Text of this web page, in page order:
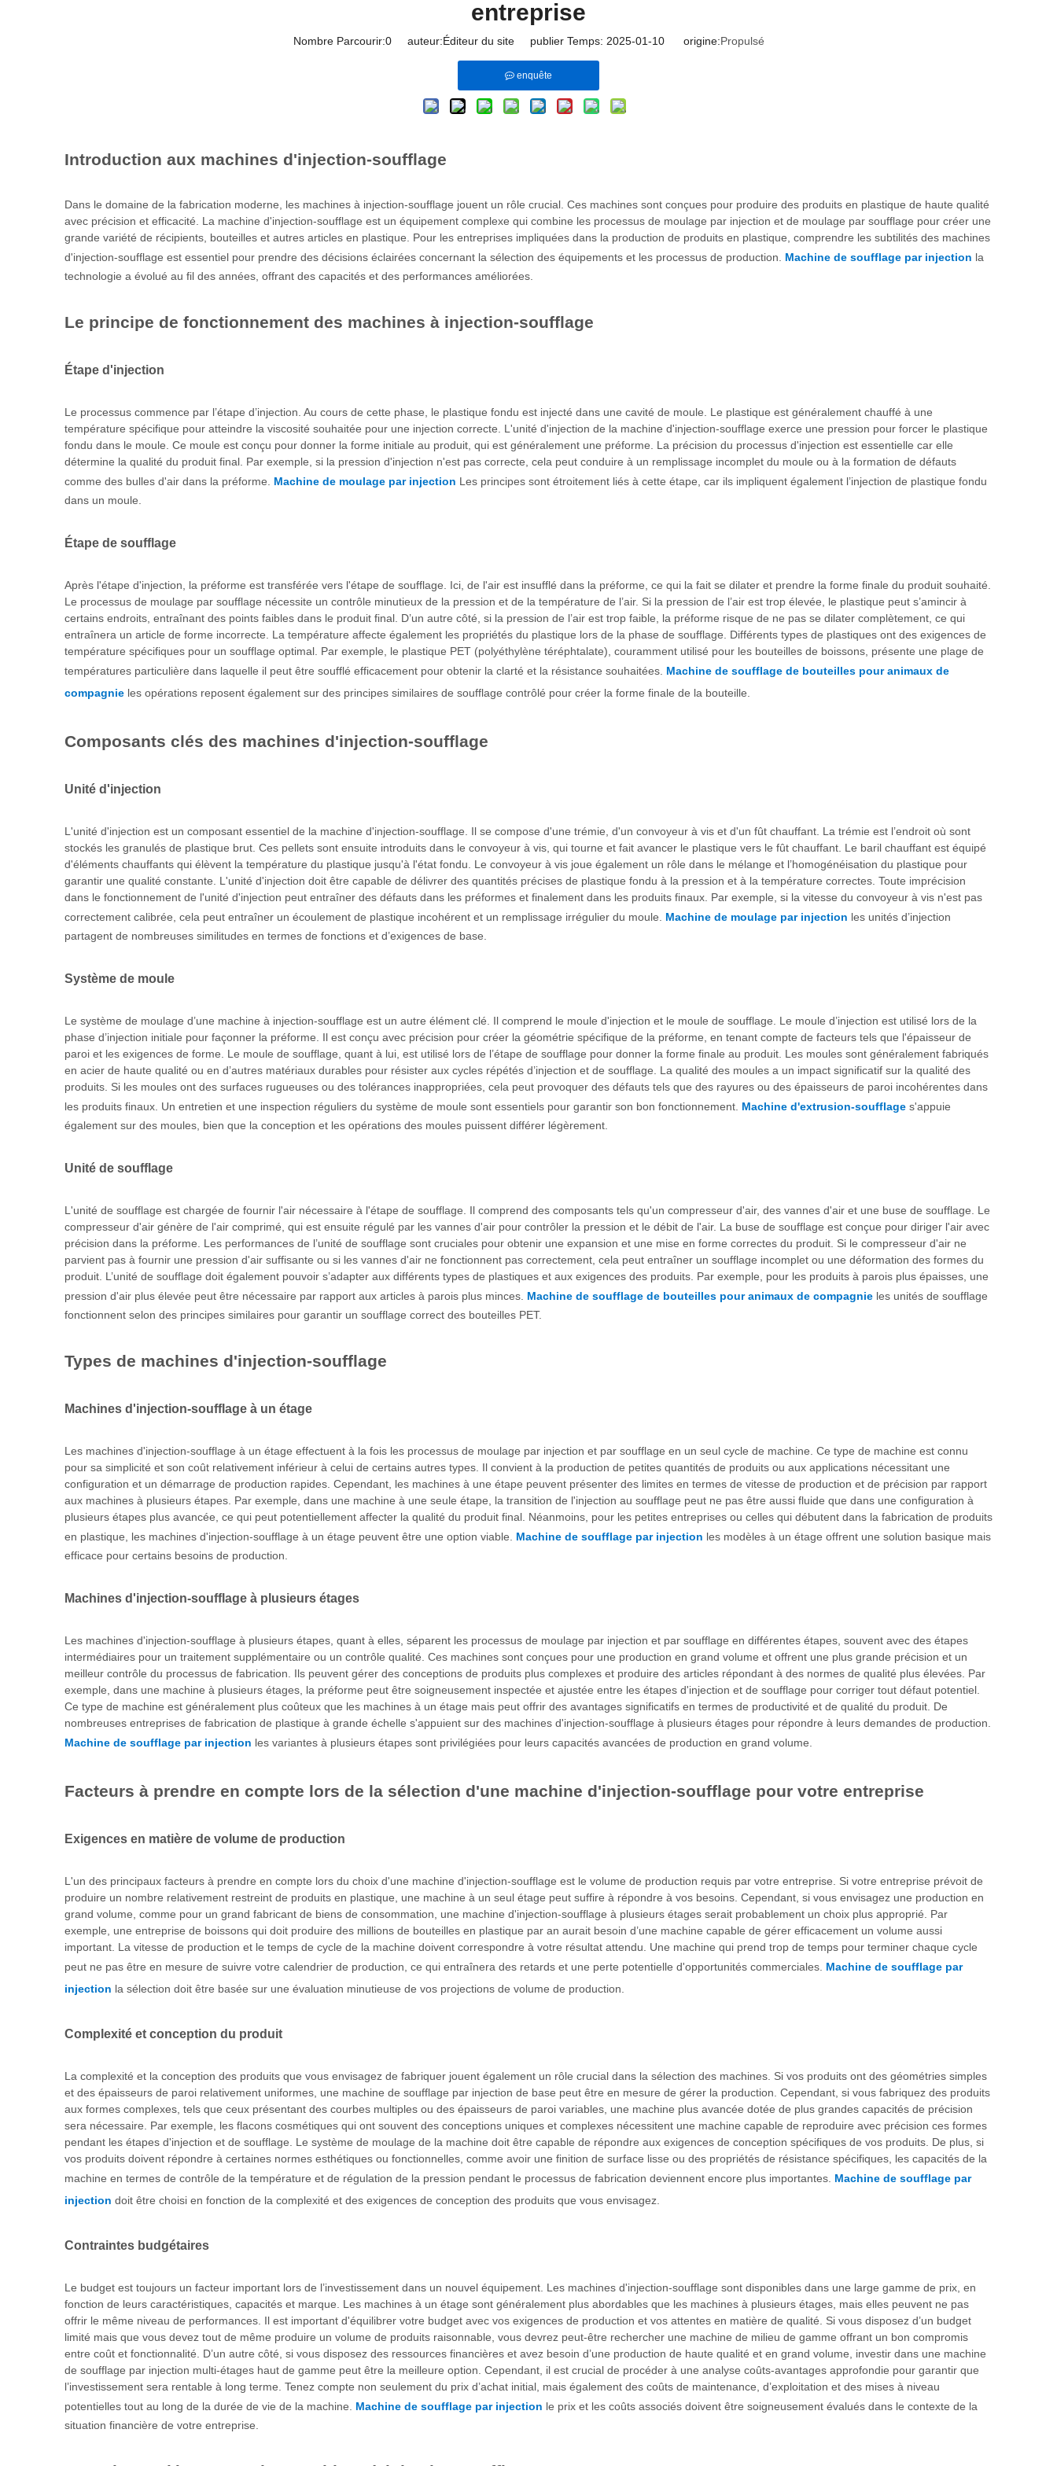
entreprise
Nombre Parcourir:0auteur:Éditeur du site publier Temps: 2025-01-10 origine:Propulsé
enquête
Introduction aux machines d'injection-soufflage
Dans le domaine de la fabrication moderne, les machines à injection-soufflage jouent un rôle crucial. Ces machines sont conçues pour produire des produits en plastique de haute qualité
avec précision et efficacité. La machine d'injection-soufflage est un équipement complexe qui combine les processus de moulage par injection et de moulage par soufflage pour créer une
grande variété de récipients, bouteilles et autres articles en plastique. Pour les entreprises impliquées dans la production de produits en plastique, comprendre les subtilités des machines
d'injection-soufflage est essentiel pour prendre des décisions éclairées concernant la sélection des équipements et les processus de production. Machine de soufflage par injection la
technologie a évolué au fil des années, offrant des capacités et des performances améliorées.
Le principe de fonctionnement des machines à injection-soufflage
Étape d'injection
Le processus commence par l’étape d’injection. Au cours de cette phase, le plastique fondu est injecté dans une cavité de moule. Le plastique est généralement chauffé à une
température spécifique pour atteindre la viscosité souhaitée pour une injection correcte. L'unité d'injection de la machine d'injection-soufflage exerce une pression pour forcer le plastique
fondu dans le moule. Ce moule est conçu pour donner la forme initiale au produit, qui est généralement une préforme. La précision du processus d'injection est essentielle car elle
détermine la qualité du produit final. Par exemple, si la pression d'injection n'est pas correcte, cela peut conduire à un remplissage incomplet du moule ou à la formation de défauts
comme des bulles d'air dans la préforme. Machine de moulage par injection Les principes sont étroitement liés à cette étape, car ils impliquent également l’injection de plastique fondu
dans un moule.
Étape de soufflage
Après l'étape d'injection, la préforme est transférée vers l'étape de soufflage. Ici, de l'air est insufflé dans la préforme, ce qui la fait se dilater et prendre la forme finale du produit souhaité.
Le processus de moulage par soufflage nécessite un contrôle minutieux de la pression et de la température de l’air. Si la pression de l’air est trop élevée, le plastique peut s’amincir à
certains endroits, entraînant des points faibles dans le produit final. D’un autre côté, si la pression de l’air est trop faible, la préforme risque de ne pas se dilater complètement, ce qui
entraînera un article de forme incorrecte. La température affecte également les propriétés du plastique lors de la phase de soufflage. Différents types de plastiques ont des exigences de
température spécifiques pour un soufflage optimal. Par exemple, le plastique PET (polyéthylène téréphtalate), couramment utilisé pour les bouteilles de boissons, présente une plage de
températures particulière dans laquelle il peut être soufflé efficacement pour obtenir la clarté et la résistance souhaitées. Machine de soufflage de bouteilles pour animaux de
compagnie les opérations reposent également sur des principes similaires de soufflage contrôlé pour créer la forme finale de la bouteille.
Composants clés des machines d'injection-soufflage
Unité d'injection
L'unité d'injection est un composant essentiel de la machine d'injection-soufflage. Il se compose d'une trémie, d'un convoyeur à vis et d'un fût chauffant. La trémie est l’endroit où sont
stockés les granulés de plastique brut. Ces pellets sont ensuite introduits dans le convoyeur à vis, qui tourne et fait avancer le plastique vers le fût chauffant. Le baril chauffant est équipé
d'éléments chauffants qui élèvent la température du plastique jusqu'à l'état fondu. Le convoyeur à vis joue également un rôle dans le mélange et l’homogénéisation du plastique pour
garantir une qualité constante. L'unité d'injection doit être capable de délivrer des quantités précises de plastique fondu à la pression et à la température correctes. Toute imprécision
dans le fonctionnement de l'unité d'injection peut entraîner des défauts dans les préformes et finalement dans les produits finaux. Par exemple, si la vitesse du convoyeur à vis n'est pas
correctement calibrée, cela peut entraîner un écoulement de plastique incohérent et un remplissage irrégulier du moule. Machine de moulage par injection les unités d’injection
partagent de nombreuses similitudes en termes de fonctions et d’exigences de base.
Système de moule
Le système de moulage d’une machine à injection-soufflage est un autre élément clé. Il comprend le moule d'injection et le moule de soufflage. Le moule d’injection est utilisé lors de la
phase d’injection initiale pour façonner la préforme. Il est conçu avec précision pour créer la géométrie spécifique de la préforme, en tenant compte de facteurs tels que l'épaisseur de
paroi et les exigences de forme. Le moule de soufflage, quant à lui, est utilisé lors de l’étape de soufflage pour donner la forme finale au produit. Les moules sont généralement fabriqués
en acier de haute qualité ou en d’autres matériaux durables pour résister aux cycles répétés d’injection et de soufflage. La qualité des moules a un impact significatif sur la qualité des
produits. Si les moules ont des surfaces rugueuses ou des tolérances inappropriées, cela peut provoquer des défauts tels que des rayures ou des épaisseurs de paroi incohérentes dans
les produits finaux. Un entretien et une inspection réguliers du système de moule sont essentiels pour garantir son bon fonctionnement. Machine d'extrusion-soufflage s'appuie
également sur des moules, bien que la conception et les opérations des moules puissent différer légèrement.
Unité de soufflage
L'unité de soufflage est chargée de fournir l'air nécessaire à l'étape de soufflage. Il comprend des composants tels qu'un compresseur d'air, des vannes d'air et une buse de soufflage. Le
compresseur d'air génère de l'air comprimé, qui est ensuite régulé par les vannes d'air pour contrôler la pression et le débit de l'air. La buse de soufflage est conçue pour diriger l'air avec
précision dans la préforme. Les performances de l’unité de soufflage sont cruciales pour obtenir une expansion et une mise en forme correctes du produit. Si le compresseur d'air ne
parvient pas à fournir une pression d'air suffisante ou si les vannes d'air ne fonctionnent pas correctement, cela peut entraîner un soufflage incomplet ou une déformation des formes du
produit. L’unité de soufflage doit également pouvoir s’adapter aux différents types de plastiques et aux exigences des produits. Par exemple, pour les produits à parois plus épaisses, une
pression d'air plus élevée peut être nécessaire par rapport aux articles à parois plus minces. Machine de soufflage de bouteilles pour animaux de compagnie les unités de soufflage
fonctionnent selon des principes similaires pour garantir un soufflage correct des bouteilles PET.
Types de machines d'injection-soufflage
Machines d'injection-soufflage à un étage
Les machines d'injection-soufflage à un étage effectuent à la fois les processus de moulage par injection et par soufflage en un seul cycle de machine. Ce type de machine est connu
pour sa simplicité et son coût relativement inférieur à celui de certains autres types. Il convient à la production de petites quantités de produits ou aux applications nécessitant une
configuration et un démarrage de production rapides. Cependant, les machines à une étape peuvent présenter des limites en termes de vitesse de production et de précision par rapport
aux machines à plusieurs étapes. Par exemple, dans une machine à une seule étape, la transition de l'injection au soufflage peut ne pas être aussi fluide que dans une configuration à
plusieurs étapes plus avancée, ce qui peut potentiellement affecter la qualité du produit final. Néanmoins, pour les petites entreprises ou celles qui débutent dans la fabrication de produits
en plastique, les machines d'injection-soufflage à un étage peuvent être une option viable. Machine de soufflage par injection les modèles à un étage offrent une solution basique mais
efficace pour certains besoins de production.
Machines d'injection-soufflage à plusieurs étages
Les machines d'injection-soufflage à plusieurs étapes, quant à elles, séparent les processus de moulage par injection et par soufflage en différentes étapes, souvent avec des étapes
intermédiaires pour un traitement supplémentaire ou un contrôle qualité. Ces machines sont conçues pour une production en grand volume et offrent une plus grande précision et un
meilleur contrôle du processus de fabrication. Ils peuvent gérer des conceptions de produits plus complexes et produire des articles répondant à des normes de qualité plus élevées. Par
exemple, dans une machine à plusieurs étages, la préforme peut être soigneusement inspectée et ajustée entre les étapes d'injection et de soufflage pour corriger tout défaut potentiel.
Ce type de machine est généralement plus coûteux que les machines à un étage mais peut offrir des avantages significatifs en termes de productivité et de qualité du produit. De
nombreuses entreprises de fabrication de plastique à grande échelle s'appuient sur des machines d'injection-soufflage à plusieurs étages pour répondre à leurs demandes de production.
Machine de soufflage par injection les variantes à plusieurs étapes sont privilégiées pour leurs capacités avancées de production en grand volume.
Facteurs à prendre en compte lors de la sélection d'une machine d'injection-soufflage pour votre entreprise
Exigences en matière de volume de production
L'un des principaux facteurs à prendre en compte lors du choix d'une machine d'injection-soufflage est le volume de production requis par votre entreprise. Si votre entreprise prévoit de
produire un nombre relativement restreint de produits en plastique, une machine à un seul étage peut suffire à répondre à vos besoins. Cependant, si vous envisagez une production en
grand volume, comme pour un grand fabricant de biens de consommation, une machine d'injection-soufflage à plusieurs étages serait probablement un choix plus approprié. Par
exemple, une entreprise de boissons qui doit produire des millions de bouteilles en plastique par an aurait besoin d’une machine capable de gérer efficacement un volume aussi
important. La vitesse de production et le temps de cycle de la machine doivent correspondre à votre résultat attendu. Une machine qui prend trop de temps pour terminer chaque cycle
peut ne pas être en mesure de suivre votre calendrier de production, ce qui entraînera des retards et une perte potentielle d'opportunités commerciales. Machine de soufflage par
injection la sélection doit être basée sur une évaluation minutieuse de vos projections de volume de production.
Complexité et conception du produit
La complexité et la conception des produits que vous envisagez de fabriquer jouent également un rôle crucial dans la sélection des machines. Si vos produits ont des géométries simples
et des épaisseurs de paroi relativement uniformes, une machine de soufflage par injection de base peut être en mesure de gérer la production. Cependant, si vous fabriquez des produits
aux formes complexes, tels que ceux présentant des courbes multiples ou des épaisseurs de paroi variables, une machine plus avancée dotée de plus grandes capacités de précision
sera nécessaire. Par exemple, les flacons cosmétiques qui ont souvent des conceptions uniques et complexes nécessitent une machine capable de reproduire avec précision ces formes
pendant les étapes d'injection et de soufflage. Le système de moulage de la machine doit être capable de répondre aux exigences de conception spécifiques de vos produits. De plus, si
vos produits doivent répondre à certaines normes esthétiques ou fonctionnelles, comme avoir une finition de surface lisse ou des propriétés de résistance spécifiques, les capacités de la
machine en termes de contrôle de la température et de régulation de la pression pendant le processus de fabrication deviennent encore plus importantes. Machine de soufflage par
injection doit être choisi en fonction de la complexité et des exigences de conception des produits que vous envisagez.
Contraintes budgétaires
Le budget est toujours un facteur important lors de l’investissement dans un nouvel équipement. Les machines d'injection-soufflage sont disponibles dans une large gamme de prix, en
fonction de leurs caractéristiques, capacités et marque. Les machines à un étage sont généralement plus abordables que les machines à plusieurs étages, mais elles peuvent ne pas
offrir le même niveau de performances. Il est important d'équilibrer votre budget avec vos exigences de production et vos attentes en matière de qualité. Si vous disposez d’un budget
limité mais que vous devez tout de même produire un volume de produits raisonnable, vous devrez peut-être rechercher une machine de milieu de gamme offrant un bon compromis
entre coût et fonctionnalité. D’un autre côté, si vous disposez des ressources financières et avez besoin d’une production de haute qualité et en grand volume, investir dans une machine
de soufflage par injection multi-étages haut de gamme peut être la meilleure option. Cependant, il est crucial de procéder à une analyse coûts-avantages approfondie pour garantir que
l’investissement sera rentable à long terme. Tenez compte non seulement du prix d’achat initial, mais également des coûts de maintenance, d’exploitation et des mises à niveau
potentielles tout au long de la durée de vie de la machine. Machine de soufflage par injection le prix et les coûts associés doivent être soigneusement évalués dans le contexte de la
situation financière de votre entreprise.